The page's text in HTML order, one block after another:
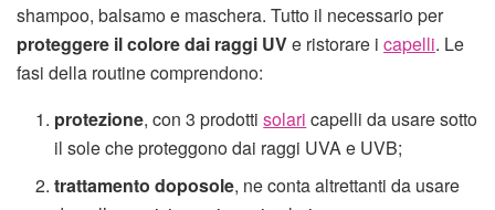
shampoo, balsamo e maschera. Tutto il necessario per
proteggere il colore dai raggi UVe ristorare i capelli. Le
fasi della routine comprendono:
protezione, con 3 prodottisolari capelli da usare sotto
il sole che proteggono dai raggi UVA e UVB;
trattamento doposole, ne conta altrettanti da usare